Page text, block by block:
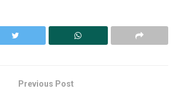
Previous Post